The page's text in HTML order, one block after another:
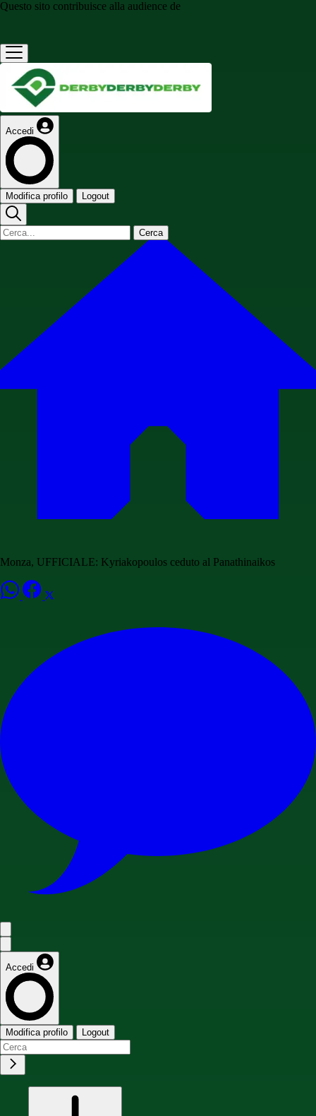
Questo sito contribuisce alla audience de
Accedi
Modifica profilo Logout
Cerca
Monza, UFFICIALE: Kyriakopoulos ceduto al Panathinaikos
Accedi
Modifica profilo Logout